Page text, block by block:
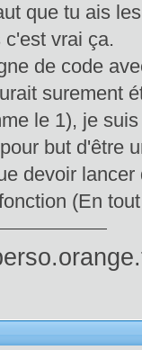
que tu ais
c'est vrai ça.
de code
surement
le 1), je
but d'être
devoir
(En